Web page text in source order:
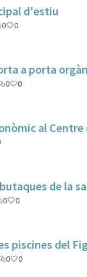
d'estiu
0 0
a porta
0 0
al Centre
de la
0 0
piscines del
0 0